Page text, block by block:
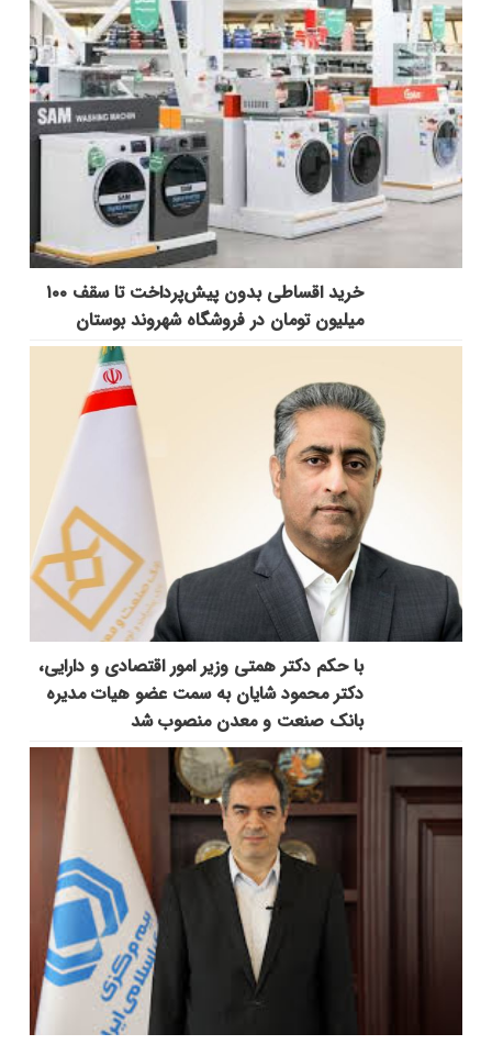
خرید اقساطی بدون پیش‌پرداخت تا سقف ۱۰۰
میلیون تومان در فروشگاه شهروند بوستان
با حکم دکتر همتی وزیر امور اقتصادی و دارایی،
دکتر محمود شایان به سمت عضو هیات مدیره
بانک صنعت و معدن منصوب شد